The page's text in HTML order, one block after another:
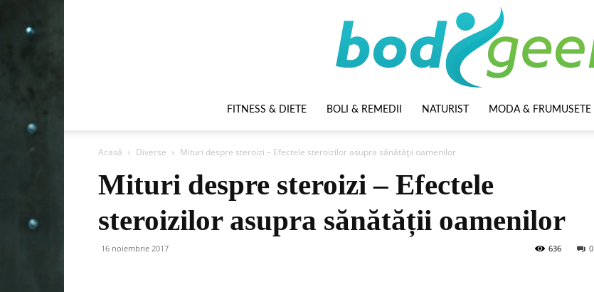
FITNESS & DIETE BOLI & REMEDII NATURIST MODA & FRUMUSETE
Acasă Diverse Mituri despre steroizi – Efectele steroizilor asupra sănătății oamenilor
Mituri despre steroizi – Efectele
steroizilor asupra sănătății oamenilor
16 noiembrie 2017 0
636